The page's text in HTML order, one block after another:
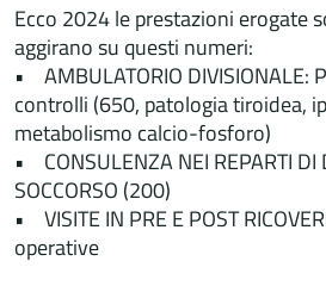
Ecco 2024 le prestazioni erogate
aggirano su questi numeri:
• AMBULATORIO DIVISIONALE:
controlli (650, patologia tiroidea,
metabolismo calcio-fosforo)
• CONSULENZA NEI REPARTI DI
SOCCORSO (200)
• VISITE IN PRE E POST
operative